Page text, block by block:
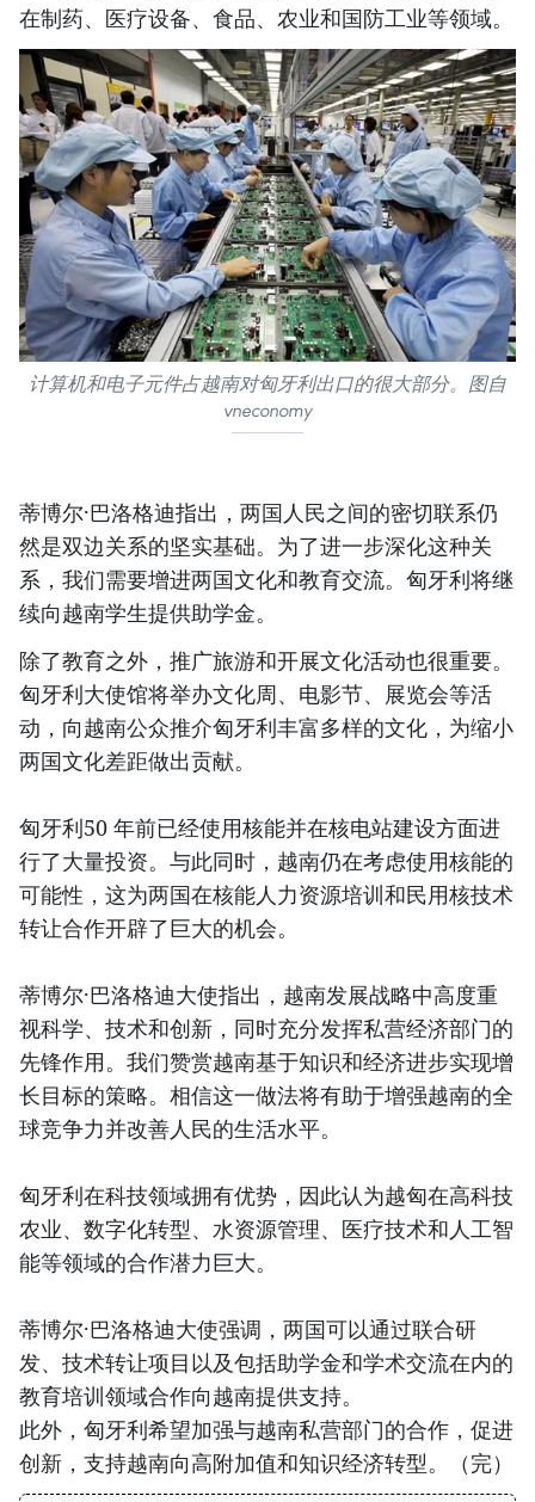
在制药、医疗设备、食品、农业和国防工业等领域。
计算机和电子元件占越南对匈牙利出口的很大部分。图自
vneconomy
蒂博尔·巴洛格迪指出，两国人民之间的密切联系仍
然是双边关系的坚实基础。为了进一步深化这种关
系，我们需要增进两国文化和教育交流。匈牙利将继
续向越南学生提供助学金。
除了教育之外，推广旅游和开展文化活动也很重要。
匈牙利大使馆将举办文化周、电影节、展览会等活
动，向越南公众推介匈牙利丰富多样的文化，为缩小
两国文化差距做出贡献。
匈牙利50 年前已经使用核能并在核电站建设方面进
行了大量投资。与此同时，越南仍在考虑使用核能的
可能性，这为两国在核能人力资源培训和民用核技术
转让合作开辟了巨大的机会。
蒂博尔·巴洛格迪大使指出，越南发展战略中高度重
视科学、技术和创新，同时充分发挥私营经济部门的
先锋作用。我们赞赏越南基于知识和经济进步实现增
长目标的策略。相信这一做法将有助于增强越南的全
球竞争力并改善人民的生活水平。
匈牙利在科技领域拥有优势，因此认为越匈在高科技
农业、数字化转型、水资源管理、医疗技术和人工智
能等领域的合作潜力巨大。
蒂博尔·巴洛格迪大使强调，两国可以通过联合研
发、技术转让项目以及包括助学金和学术交流在内的
教育培训领域合作向越南提供支持。
此外，匈牙利希望加强与越南私营部门的合作，促进
创新，支持越南向高附加值和知识经济转型。（完）